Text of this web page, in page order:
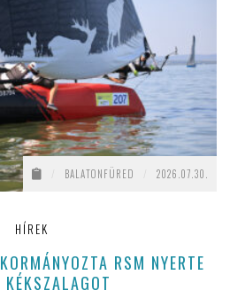
BALATONFÜRED 2026.07.30.
HÍREK
RSM NYERTE